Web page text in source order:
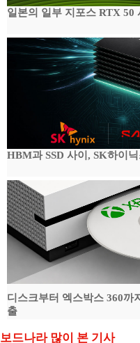
일본의 일부 지포스 RTX 50
HBM과 SSD 사이, SK하이
디스크부터 엑스박스 360까
출
보드나라 많이 본 기사